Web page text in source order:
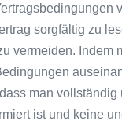
sorgfältig zu
vermeiden. Indem
man vollständig
ist und keine